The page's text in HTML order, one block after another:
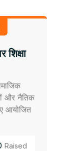
और नैतिक
आयोजित
Raised